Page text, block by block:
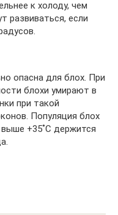
к холоду, чем
развиваться, если
опасна для блох. При
блохи умирают в
при такой
Популяция блох
+35˚C держится